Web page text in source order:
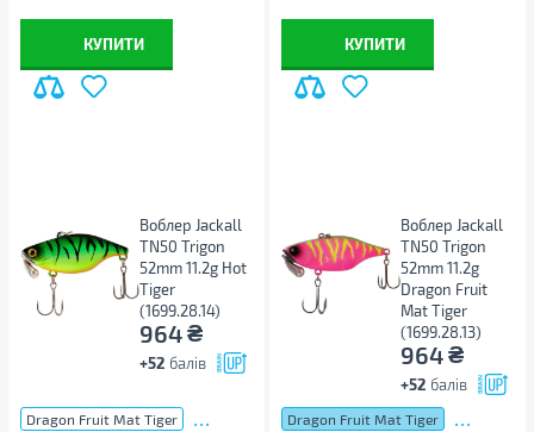
КУПИТИ КУПИТИ
Воблер Jackall
TN50 Trigon
52mm 11.2g Hot
Tiger
(1699.28.14)
964₴
+52 балів
Dragon Fruit Mat Tiger ...
Воблер Jackall
TN50 Trigon
52mm 11.2g
Dragon Fruit
Mat Tiger
(1699.28.13)
964₴
+52 балів
Dragon Fruit Mat Tiger ...